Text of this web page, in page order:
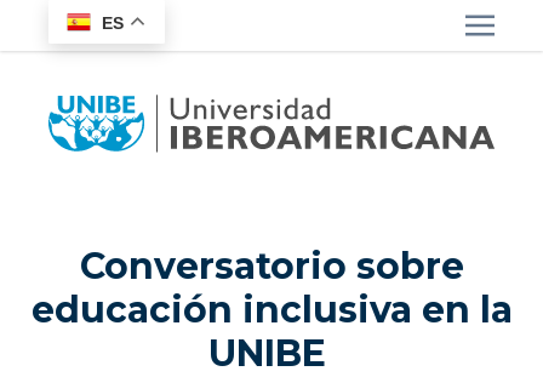
ES
Conversatorio sobre
educación inclusiva en la
UNIBE